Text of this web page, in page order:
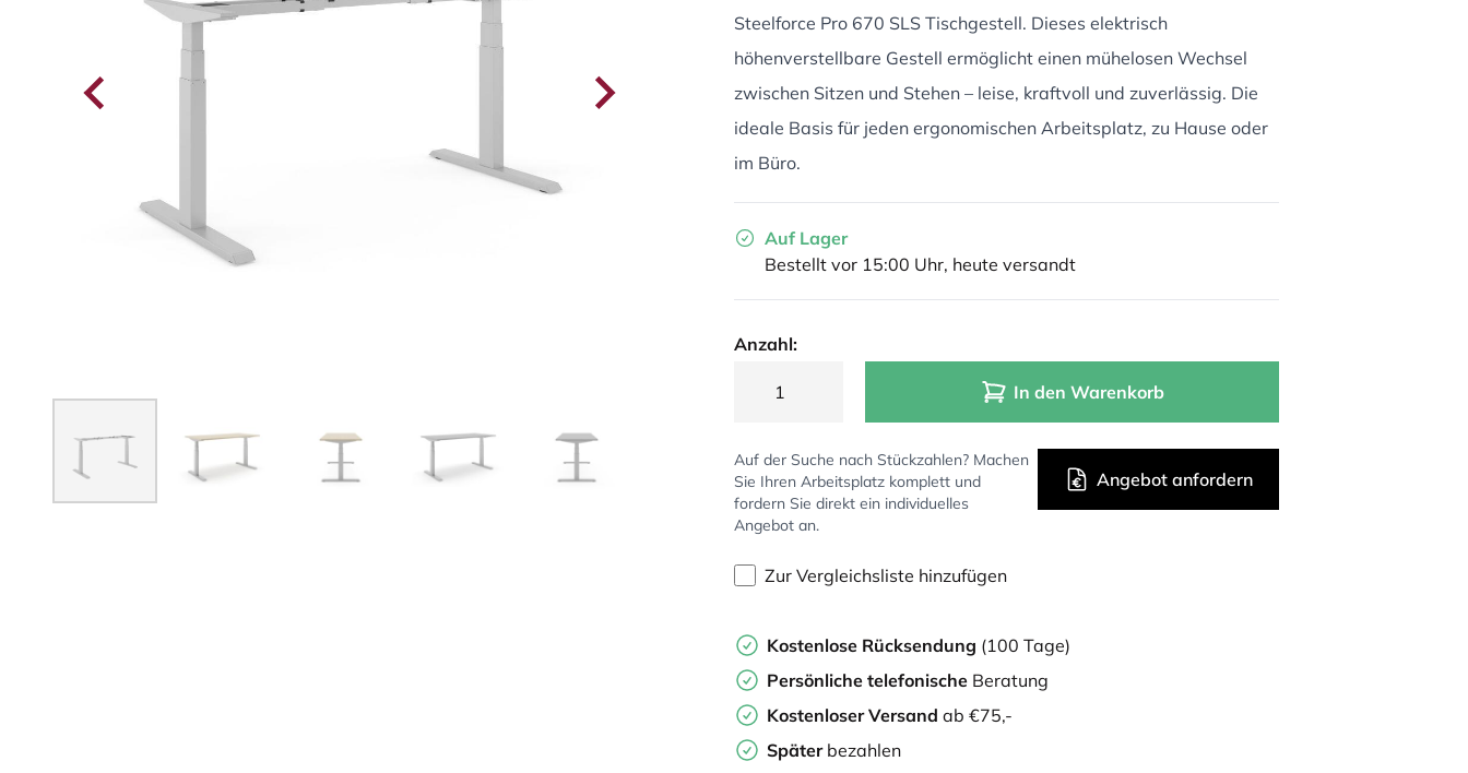
Steelforce Pro 670 SLS Tischgestell. Dieses elektrisch
höhenverstellbare Gestell ermöglicht einen mühelosen Wechsel
zwischen Sitzen und Stehen – leise, kraftvoll und zuverlässig. Die
ideale Basis für jeden ergonomischen Arbeitsplatz, zu Hause oder
im Büro.
Auf Lager
Bestellt vor 15:00 Uhr, heute versandt
Anzahl:
In den Warenkorb
Auf der Suche nach Stückzahlen? Machen
Sie Ihren Arbeitsplatz komplett und
fordern Sie direkt ein individuelles
Angebot an.
Angebot anfordern
Zur Vergleichsliste hinzufügen
Kostenlose Rücksendung (100 Tage)
Persönliche telefonische Beratung
Kostenloser Versand ab €75,-
Später bezahlen